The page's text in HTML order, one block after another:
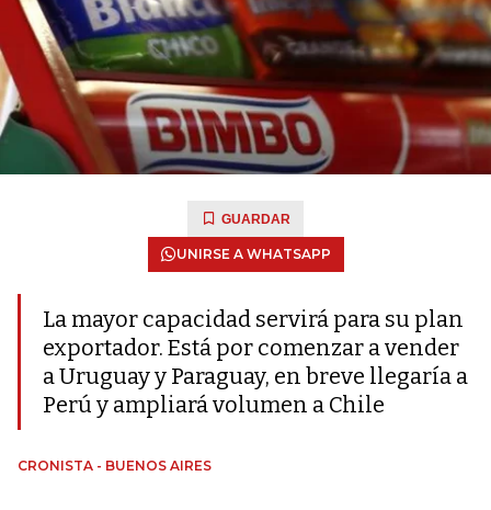
GUARDAR
UNIRSE A WHATSAPP
La mayor capacidad servirá para su plan
exportador. Está por comenzar a vender
a Uruguay y Paraguay, en breve llegaría a
Perú y ampliará volumen a Chile
CRONISTA - BUENOS AIRES